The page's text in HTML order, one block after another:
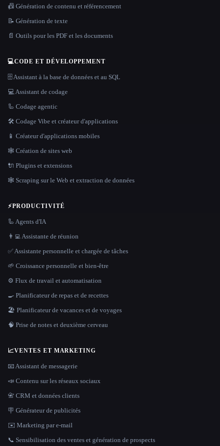
📠 Génération de contenu et référencement
📝 Génération de texte
📄 Outils pour les PDF et les documents
💻CODE ET DÉVELOPPEMENT
🗄️ Assistant à la base de données et au SQL
💻 Assistant de codage
🦾 Codage agentic
🛠️ Codage Vibe et créateur d'applications
📱 Créateur d'applications mobiles
🕸 Création de sites web
🔌 Plugins et extensions
🕸️ Scraping sur le Web et extraction de données
⚡PRODUCTIVITÉ
🦾 Agents d'IA
👨‍💻 Assistante de réunion
✅ Assistante personnelle et chargée de tâches
🌱 Croissance personnelle et bien-être
⚙️ Flux de travail et automatisation
🍳 Planificateur de repas et de recettes
🏖 Planificateur de vacances et de voyages
🧠 Prise de notes et deuxième cerveau
📈VENTES ET MARKETING
📧 Assistant de messagerie
📣 Contenu sur les réseaux sociaux
📇 CRM et données clients
🪧 Générateur de publicités
✉️ Marketing par e-mail
📞 Sensibilisation des ventes et génération de prospects